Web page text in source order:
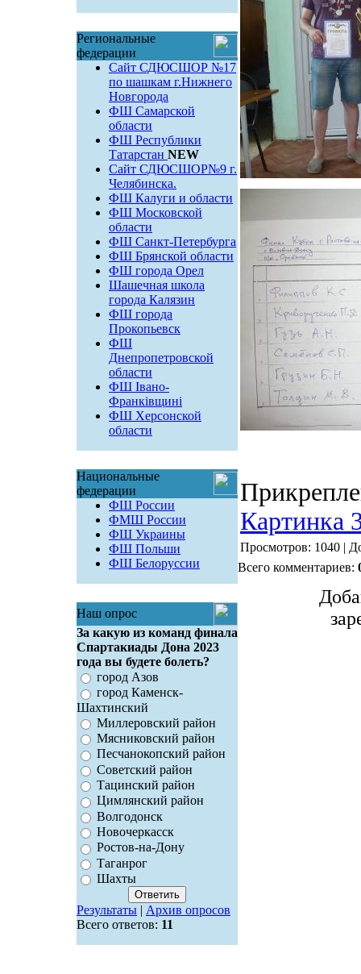
Региональные
федерации
Сайт СДЮСШОР №17
по шашкам г.Нижнего
Новгорода
ФШ Самарской
области
ФШ Республики
Татарстан NEW
Сайт СДЮСШОР№9 г.
Челябинска.
ФШ Калуги и области
ФШ Московской
области
ФШ Санкт-Петербурга
ФШ Брянской области
ФШ города Орел
Шашечная школа
города Калязин
ФШ города
Прокопьевск
ФШ
Днепропетровской
области
ФШ Івано-
Франківщині
ФШ Херсонской
области
Национальные
федерации
ФШ России
ФМШ России
ФШ Украины
ФШ Польши
ФШ Белоруссии
Наш опрос
За какую из команд финала
Спартакиады Дона 2023
года вы будете болеть?
город Азов
город Каменск-
Шахтинский
Миллеровский район
Мясниковский район
Песчанокопский район
Советский район
Тацинский район
Цимлянский район
Волгодонск
Новочеркасск
Ростов-на-Дону
Таганрог
Шахты
Результаты| Архив опросов
Всего ответов: 11
Картинка
Просмотров: 1040 |
Всего комментариев: